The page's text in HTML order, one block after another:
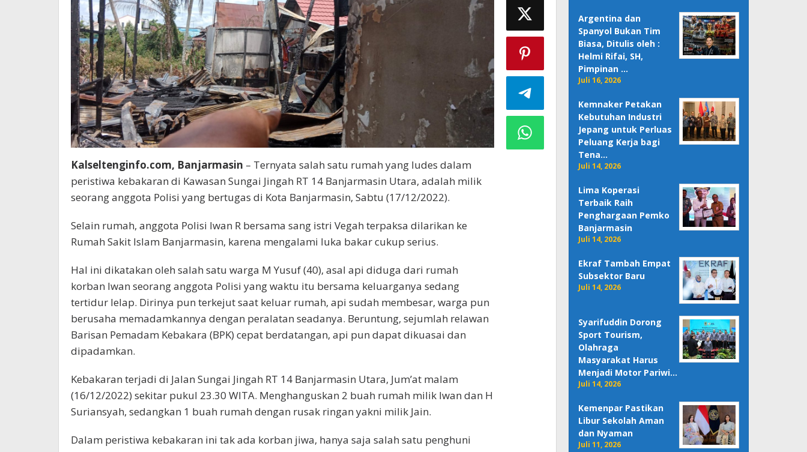
Kalseltenginfo.com, Banjarmasin – Ternyata salah satu rumah yang ludes dalam
peristiwa kebakaran di Kawasan Sungai Jingah RT 14 Banjarmasin Utara, adalah milik
seorang anggota Polisi yang bertugas di Kota Banjarmasin, Sabtu (17/12/2022).
Selain rumah, anggota Polisi Iwan R bersama sang istri Vegah terpaksa dilarikan ke
Rumah Sakit Islam Banjarmasin, karena mengalami luka bakar cukup serius.
Hal ini dikatakan oleh salah satu warga M Yusuf (40), asal api diduga dari rumah
korban Iwan seorang anggota Polisi yang waktu itu bersama keluarganya sedang
tertidur lelap. Dirinya pun terkejut saat keluar rumah, api sudah membesar, warga pun
berusaha memadamkannya dengan peralatan seadanya. Beruntung, sejumlah relawan
Barisan Pemadam Kebakara (BPK) cepat berdatangan, api pun dapat dikuasai dan
dipadamkan.
Kebakaran terjadi di Jalan Sungai Jingah RT 14 Banjarmasin Utara, Jum’at malam
(16/12/2022) sekitar pukul 23.30 WITA. Menghanguskan 2 buah rumah milik Iwan dan H
Suriansyah, sedangkan 1 buah rumah dengan rusak ringan yakni milik Jain.
Dalam peristiwa kebakaran ini tak ada korban jiwa, hanya saja salah satu penghuni
Argentina dan
Spanyol Bukan Tim
Biasa, Ditulis oleh :
Helmi Rifai, SH,
Pimpinan …
Juli 16, 2026
Kemnaker Petakan
Kebutuhan Industri
Jepang untuk Perluas
Peluang Kerja bagi
Tena…
Juli 14, 2026
Lima Koperasi
Terbaik Raih
Penghargaan Pemko
Banjarmasin
Juli 14, 2026
Ekraf Tambah Empat
Subsektor Baru
Juli 14, 2026
Syarifuddin Dorong
Sport Tourism,
Olahraga
Masyarakat Harus
Menjadi Motor Pariwi…
Juli 14, 2026
Kemenpar Pastikan
Libur Sekolah Aman
dan Nyaman
Juli 11, 2026